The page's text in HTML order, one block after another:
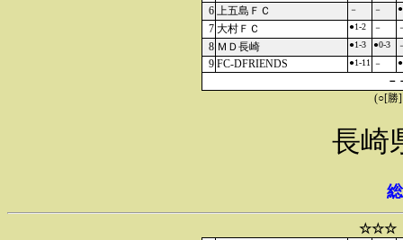
6 上五島ＦＣ － －
7 大村ＦＣ ●1-2 －
8 ＭＤ長崎 ●1-3 ●0-3
9 FC-DFRIENDS ●1-11 －
－
(○[勝
長崎
☆☆☆